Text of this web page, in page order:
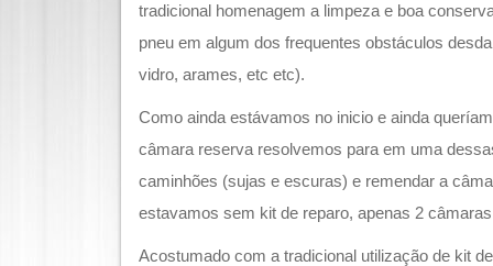
tradicional homenagem a limpeza e boa
pneu em algum dos frequentes obstáculos
vidro, arames, etc etc).
Como ainda estávamos no inicio e ainda
câmara reserva resolvemos para em uma
caminhões (sujas e escuras) e remendar a
estavamos sem kit de reparo, apenas 2
Acostumado com a tradicional utilização de kit